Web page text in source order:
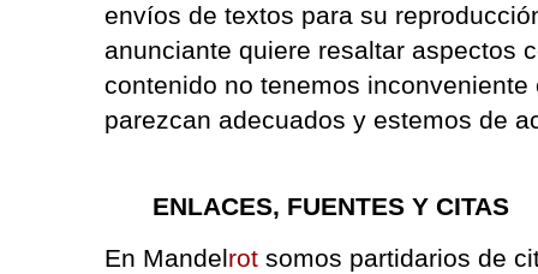
envíos de textos para su
anunciante quiere resaltar aspectos
contenido no tenemos
parezcan adecuados y estemos de
ENLACES, FUENTES Y CITAS
En Mandelrot somos partidarios de